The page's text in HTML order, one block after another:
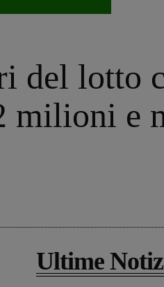
del lotto
milioni e
Ultime